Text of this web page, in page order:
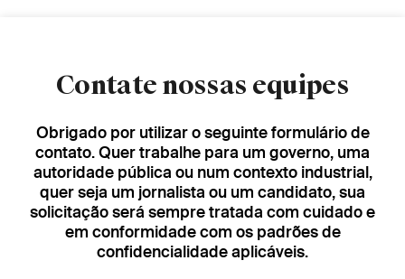
Contate nossas equipes
Obrigado por utilizar o seguinte formulário de
contato. Quer trabalhe para um governo, uma
autoridade pública ou num contexto industrial,
quer seja um jornalista ou um candidato, sua
solicitação será sempre tratada com cuidado e
em conformidade com os padrões de
confidencialidade aplicáveis.